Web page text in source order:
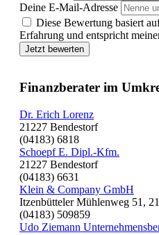
Deine E-Mail-Adresse
Diese Bewertung basiert
Erfahrung und entspricht
Jetzt bewerten
Finanzberater im
Dr. Erich Lorenz
21227 Bendestorf
(04183) 6818
Schoepf E. Dipl.-Kfm.
21227 Bendestorf
(04183) 6631
Klein & Company GmbH
Itzenbütteler Mühlenweg 51,
(04183) 509859
Udo Ziemann